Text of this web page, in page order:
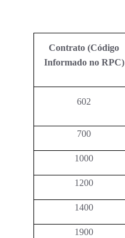
Contrato (Código
Informado no RPC)
602
700
1000
1200
1400
1900